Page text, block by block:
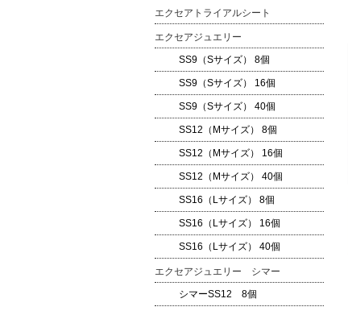
エクセアトライアルシート
エクセアジュエリー
SS9（Sサイズ） 8個
SS9（Sサイズ） 16個
SS9（Sサイズ） 40個
SS12（Mサイズ） 8個
SS12（Mサイズ） 16個
SS12（Mサイズ） 40個
SS16（Lサイズ） 8個
SS16（Lサイズ） 16個
SS16（Lサイズ） 40個
エクセアジュエリー シマー
シマーSS12 8個